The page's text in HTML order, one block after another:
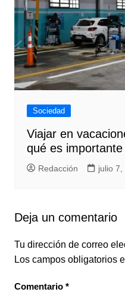
Sociedad
Viajar en
qué es
Redacción julio 7,
Deja un comentario
Tu dirección de correo
Los campos obligatorios
Comentario *